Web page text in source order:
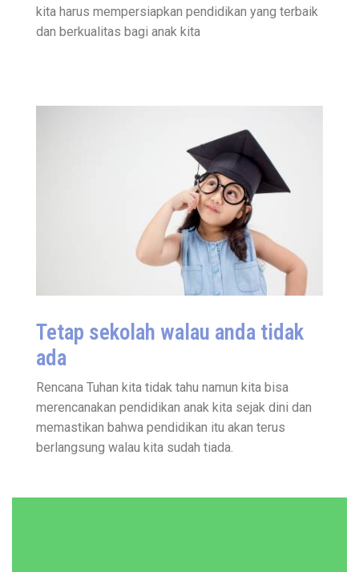
kita harus mempersiapkan pendidikan yang terbaik
dan berkualitas bagi anak kita
Tetap sekolah walau anda tidak
ada
Rencana Tuhan kita tidak tahu namun kita bisa
merencanakan pendidikan anak kita sejak dini dan
memastikan bahwa pendidikan itu akan terus
berlangsung walau kita sudah tiada.